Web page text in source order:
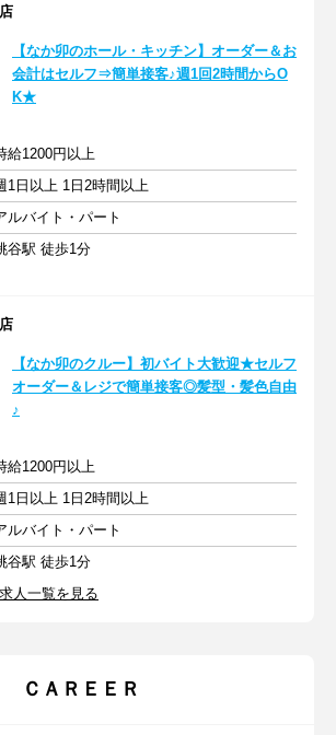
【なか卯のホール・キッチン】オーダー＆お
会計はセルフ⇒簡単接客♪週1回2時間からO
K★
給1200円以上
1日以上 1日2時間以上
ルバイト・パート
谷駅 徒歩1分
【なか卯のクルー】初バイト大歓迎★セルフ
オーダー＆レジで簡単接客◎髪型・髪色自由
♪
給1200円以上
1日以上 1日2時間以上
ルバイト・パート
谷駅 徒歩1分
人一覧を見る
ＣＡＲＥＥＲ